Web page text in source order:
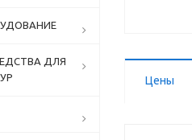
Цены
ДЛЯ